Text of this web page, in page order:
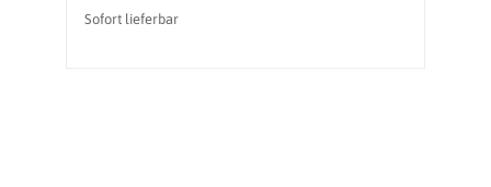
Sofort lieferbar